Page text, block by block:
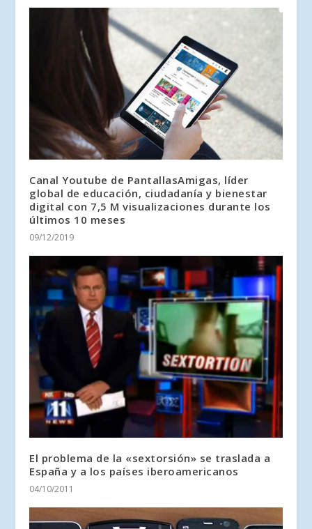
Canal Youtube de PantallasAmigas, líder
global de educación, ciudadanía y bienestar
digital con 7,5 M visualizaciones durante los
últimos 10 meses
09/12/2019
El problema de la «sextorsión» se traslada a
España y a los países iberoamericanos
04/10/2011